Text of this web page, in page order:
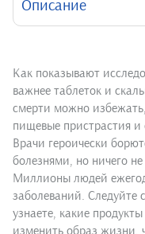
Описание
Как показывают
важнее таблеток и
смерти можно избежать,
пищевые пристрастия
Врачи героически
болезнями, но ничего
Миллионы людей
заболеваний. Следуйте
узнаете, какие
изменить образ жизни,